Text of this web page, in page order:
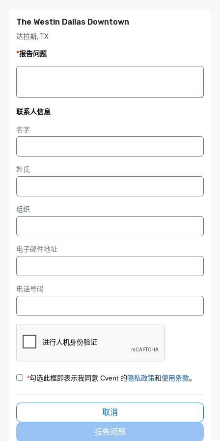
The Westin Dallas Downtown
达拉斯, TX
*报告问题
联系人信息
名字
姓氏
组织
电子邮件地址
电话号码
*勾选此框即表示我同意 Cvent 的隐私政策和使用条款。
取消
报告问题